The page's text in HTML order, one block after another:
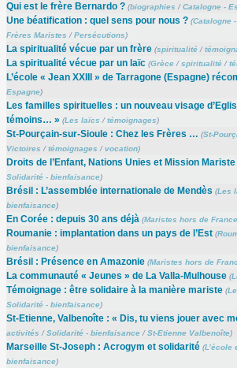
Qui est le frère Bernardo ? (biographies /Catalogne -
Une béatification : quel sens pour nous ? (Catalogne
Frères Maristes /Persécutions)
La spiritualité vécue par un frère (spiritualité/
La spiritualité vécue par un laïc (Grèce/spiritualité/
L’école « Jean XXIII » de Tarragone (Espagne)
Espagne)
Les familles spirituelles : un nouveau visage
témoins… » (Les laïcs /témoignages)
St-Pourçain-sur-Sioule : Chez les Frères … (St-
Victoires /témoignages /vocation)
Droits de l’Enfant, Nations Unies et Mission Mariste
Solidarité - bienfaisance)
Brésil : L’assemblée internationale de Mendès (Les
bienfaisance)
En Corée : depuis 30 ans déjà (Maristes hors de France
Roumanie : implantation dans un pays de l’Est (
bienfaisance)
Brésil : Présence en Amazonie (Maristes hors de
La communauté « Jeunes » de La Valla-Mulhouse (
Témoignage : être solidaire à la manière mariste (
Solidarité - bienfaisance)
St-Etienne, Valbenoîte : « Dis, tu viens jouer avec
activités /Solidarité - bienfaisance/St-Etienne Valbenoîte)
Marseille St-Joseph : Acrogym et solidarité (L’école
bienfaisance)